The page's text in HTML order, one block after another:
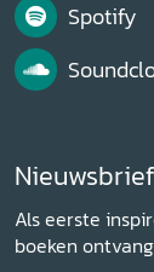
Spotify
Nieuwsbrief
Als eerste
boeken